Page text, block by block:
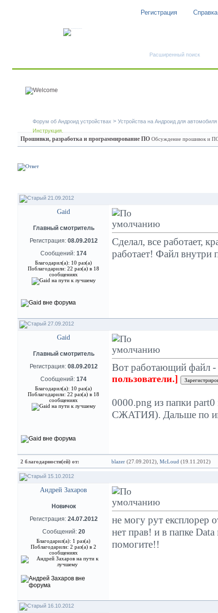
Регистрация Справка
Расширенный поиск
Форум об Андроид устройствах > Устройства на Андроид для автомобиля
Инструкция.
Прошивки, разработка и программирование ПО Обсуждение прошивок и ПО
21.09.2012
Gaid
Главный смотритель
Регистрация: 08.09.2012
Сообщений: 174
Благодарил(а): 10 раз(а)
Поблагодарили: 22 раз(а) в 18
сообщениях
Сделал, все работает,
работает! Файл внутри
27.09.2012
Gaid
Главный смотритель
Регистрация: 08.09.2012
Сообщений: 174
Благодарил(а): 10 раз(а)
Поблагодарили: 22 раз(а) в 18
сообщениях
Вот работающий файл -
пользователи.]
0000.png из папки part0
СЖАТИЯ). Дальше по
2 благодарности(ей) от: blazer (27.09.2012), McLoud (19.11.2012)
15.10.2012
Андрей Захаров
Новичок
Регистрация: 24.07.2012
Сообщений: 20
Благодарил(а): 1 раз(а)
Поблагодарили: 2 раз(а) в 2
сообщениях
не могу рут експлорер
нет прав! и в папке
помогите!!
16.10.2012